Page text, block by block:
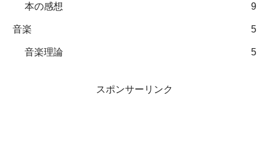
本の感想 9
音楽 5
音楽理論 5
スポンサーリンク